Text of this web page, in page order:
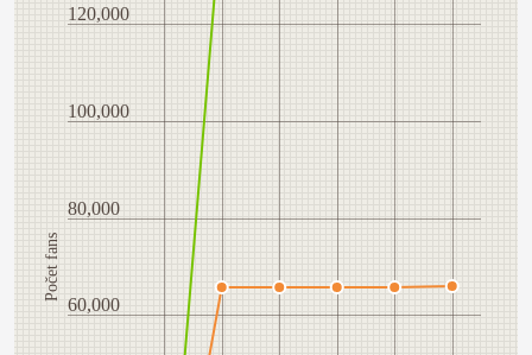
60,000
80,000
100,000
120,000
Počet fans